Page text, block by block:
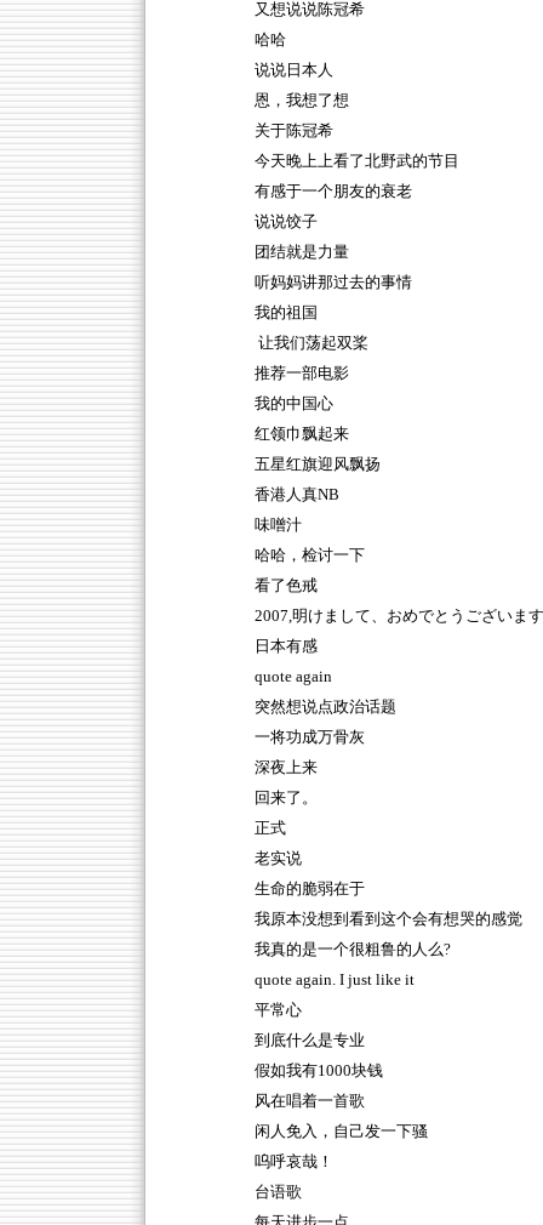
又想说说陈冠希
哈哈
说说日本人
恩，我想了想
关于陈冠希
今天晚上上看了北野武的节目
有感于一个朋友的衰老
说说饺子
团结就是力量
听妈妈讲那过去的事情
我的祖国
让我们荡起双桨
推荐一部电影
我的中国心
红领巾飘起来
五星红旗迎风飘扬
香港人真NB
味噌汁
哈哈，检讨一下
看了色戒
2007,明けまして、おめでとうございます
日本有感
quote again
突然想说点政治话题
一将功成万骨灰
深夜上来
回来了。
正式
老实说
生命的脆弱在于
我原本没想到看到这个会有想哭的感觉
我真的是一个很粗鲁的人么?
quote again. I just like it
平常心
到底什么是专业
假如我有1000块钱
风在唱着一首歌
闲人免入，自己发一下骚
呜呼哀哉！
台语歌